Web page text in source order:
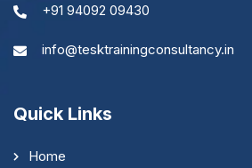
+91 94092 09430
info@tesktrainingconsultancy.in
Quick Links
Home